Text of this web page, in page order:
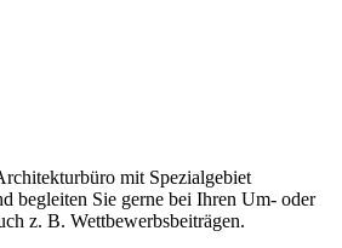
mit Spezialgebiet
begleiten Sie gerne bei Ihren Um- oder
z. B. Wettbewerbsbeiträgen.